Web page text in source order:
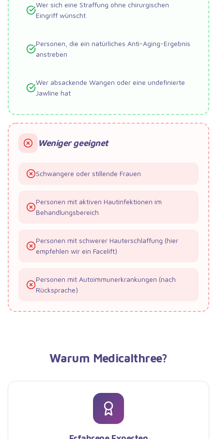
Wer sich eine Straffung ohne chirurgischen
Eingriff wünscht
Personen, die ein natürliches Anti-Aging-Ergebnis
anstreben
Wer absackende Wangen oder eine undefinierte
Jawline hat
Weniger geeignet
Schwangere oder stillende Frauen
Personen mit aktiven Hautinfektionen im
Behandlungsbereich
Personen mit schwerer Hauterschlaffung (hier
empfehlen wir ein Facelift)
Personen mit Autoimmunerkrankungen (nach
Rücksprache)
Warum Medicalthree?